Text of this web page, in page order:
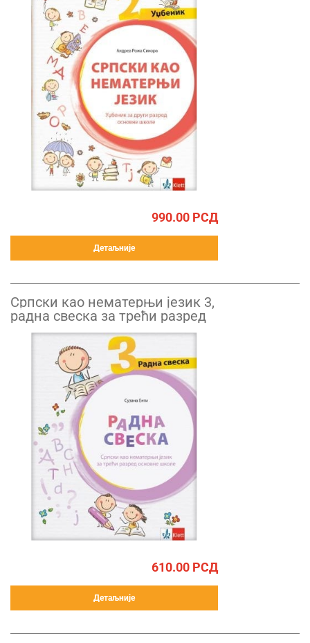
990.00 РСД
Детаљније
Српски као нематерњи језик 3,
радна свеска за трећи разред
610.00 РСД
Детаљније